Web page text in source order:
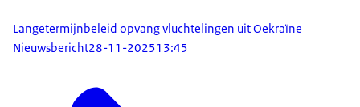
Langetermijnbeleid opvang vluchtelingen uit Oekraïne
Nieuwsbericht28-11-202513:45